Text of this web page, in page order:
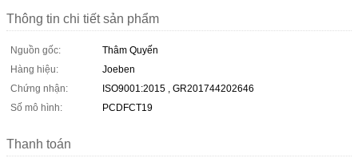
Thông tin chi tiết sản phẩm
Nguồn gốc:
Thâm Quyến
Hàng hiệu:
Joeben
Chứng nhận:
ISO9001:2015 , GR201744202646
Số mô hình:
PCDFCT19
Thanh toán